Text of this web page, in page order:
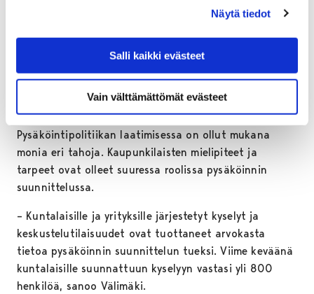
Näytä tiedot
Salli kaikki evästeet
Vain välttämättömät evästeet
– Pysäköintipolitiikan ensisijainen tarkoitus on
elinvoimaisen, viihtyisän, houkuttelevan ja turvallisen
keskustan säilyttäminen. Pysäköintipolitiikka on myös
Pysäköintipolitiikan laatimisessa on ollut mukana
monia eri tahoja. Kaupunkilaisten mielipiteet ja
tarpeet ovat olleet suuressa roolissa pysäköinnin
suunnittelussa.
– Kuntalaisille ja yrityksille järjestetyt kyselyt ja
keskustelutilaisuudet ovat tuottaneet arvokasta
tietoa pysäköinnin suunnittelun tueksi. Viime keväänä
kuntalaisille suunnattuun kyselyyn vastasi yli 800
henkilöä, sanoo Välimäki.